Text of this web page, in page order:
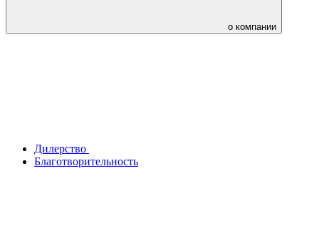
о компании
Дилерство
Благотворительность